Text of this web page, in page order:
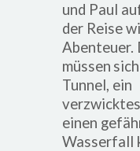
und Paul
der Reise
Abenteuer.
müssen
Tunnel, ein
einen
Wasserfall